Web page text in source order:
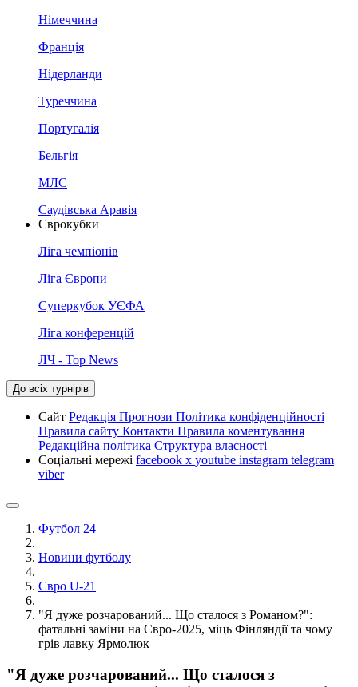
Німеччина
Франція
Нідерланди
Туреччина
Португалія
Бельгія
МЛС
Саудівська Аравія
Єврокубки
Ліга чемпіонів
Ліга Європи
Суперкубок УЄФА
Ліга конференцій
ЛЧ - Top News
До всіх турнірів
Сайт Редакція Прогнози Політика конфіденційності
Правила сайту Контакти Правила коментування
Редакційна політика Структура власності
Соціальні мережі facebook x youtube instagram telegram
viber
Футбол 24
Новини футболу
Євро U-21
"Я дуже розчарований... Що сталося з Романом?":
фатальні заміни на Євро-2025, міць Фінляндії та чому
грів лавку Ярмолюк
"Я дуже розчарований... Що сталося з